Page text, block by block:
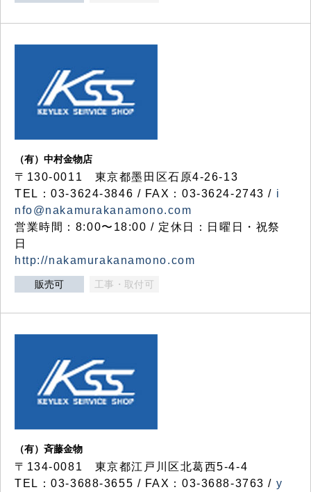
（有）中村金物店
〒130-0011 東京都墨田区石原4-26-13
TEL：03-3624-3846 / FAX：03-3624-2743 / i
nfo@nakamurakanamono.com
営業時間：8:00〜18:00 / 定休日：日曜日・祝祭
日
http://nakamurakanamono.com
販売可 工事・取付可
（有）斉藤金物
〒134-0081 東京都江戸川区北葛西5-4-4
TEL：03-3688-3655 / FAX：03-3688-3763 / y